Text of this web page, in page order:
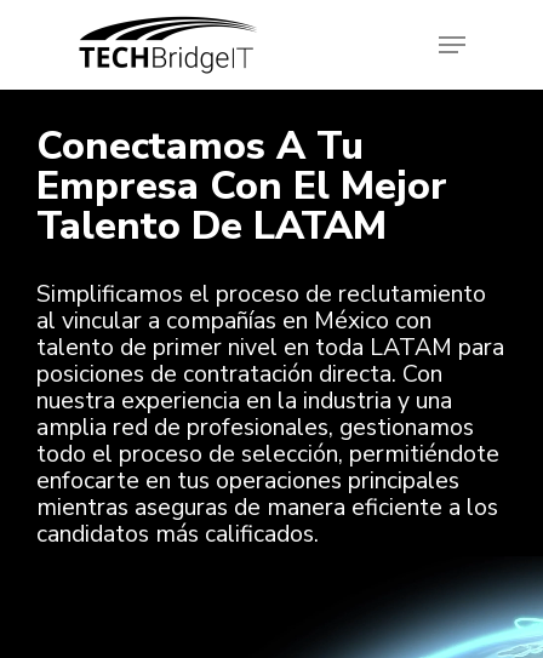
Hit enter to search or ESC to close
Conectamos A Tu
Empresa Con El Mejor
Talento De LATAM ​
Simplificamos el proceso de reclutamiento
al vincular a compañías en México con
talento de primer nivel en toda LATAM para
posiciones de contratación directa. Con
nuestra experiencia en la industria y una
amplia red de profesionales, gestionamos
todo el proceso de selección, permitiéndote
enfocarte en tus operaciones principales
mientras aseguras de manera eficiente a los
candidatos más calificados. ​